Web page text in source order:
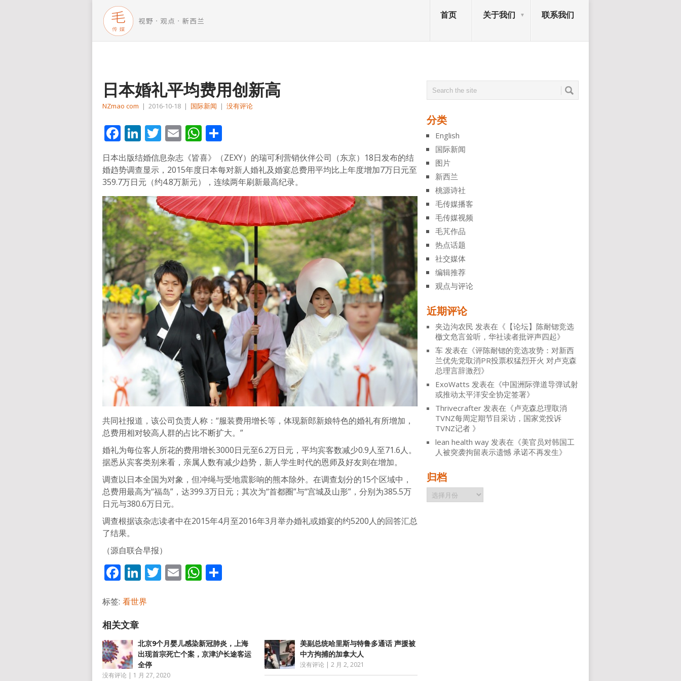
首页 关于我们 联系我们
日本婚礼平均费用创新高
NZmao com | 2016-10-18 | 国际新闻 | 没有评论
Facebook
LinkedIn
Twitter
EmailWhatsApp
享
日本出版结婚信息杂志《皆喜》（ZEXY）的瑞可利营销伙伴公司（东京）18日发布的结
婚趋势调查显示，2015年度日本每对新人婚礼及婚宴总费用平均比上年度增加7万日元至
359.7万日元（约4.8万新元），连续两年刷新最高纪录。
共同社报道，该公司负责人称：“服装费用增长等，体现新郎新娘特色的婚礼有所增加，
总费用相对较高人群的占比不断扩大。”
婚礼为每位客人所花的费用增长3000日元至6.2万日元，平均宾客数减少0.9人至71.6人。
据悉从宾客类别来看，亲属人数有减少趋势，新人学生时代的恩师及好友则在增加。
调查以日本全国为对象，但冲绳与受地震影响的熊本除外。在调查划分的15个区域中，
总费用最高为“福岛”，达399.3万日元；其次为“首都圈”与“宫城及山形”，分别为385.5万
日元与380.6万日元。
调查根据该杂志读者中在2015年4月至2016年3月举办婚礼或婚宴的约5200人的回答汇总
了结果。
（源自联合早报）
Facebook
LinkedIn
Twitter
EmailWhatsApp
标签: 看世界
北京9个月婴儿感染新冠肺炎，上海
出现首宗死亡个案，京津沪长途客运
全停
没有评论 | 1 月 27, 2020
美副总统哈里斯与特鲁多通话 声援被
中方拘捕的加拿大人
没有评论 |2 月 2, 2021
分类
English
国际新闻
图片
新西兰
桃源诗社
毛传媒播客
毛传媒视频
毛芃作品
热点话题
社交媒体
编辑推荐
观点与评论
近期评论
夹边沟农民 发表在《 【论坛】陈耐锶竞选
檄文危言耸听，华社读者批评声四起》
车 发表在《评陈耐锶的竞选攻势：对新西
兰优先党取消PR投票权猛烈开火 对卢克森
总理言辞激烈》
ExoWatts 发表在《中国洲际弹道导弹试射
或推动太平洋安全协定签署》
Thrivecrafter 发表在《卢克森总理取消
TVNZ每周定期节目采访，国家党投诉
TVNZ记者 》
lean health way 发表在《美官员对韩国工
人被突袭拘留表示遗憾 承诺不再发生》
归档
归
档